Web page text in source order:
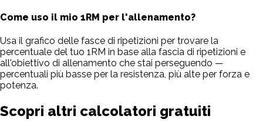
Come uso il mio 1RM per l'allenamento?
Usa il grafico delle fasce di ripetizioni per trovare la
percentuale del tuo 1RM in base alla fascia di ripetizioni e
all'obiettivo di allenamento che stai perseguendo —
percentuali più basse per la resistenza, più alte per forza e
potenza.
Scopri altri calcolatori gratuiti